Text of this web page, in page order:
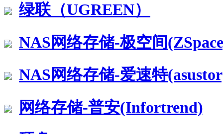
绿联（UGREEN）
NAS网络存储-极空间
NAS网络存储-爱速特
网络存储-普安(Infortrend)